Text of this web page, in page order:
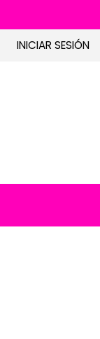
INICIAR SESIÓN